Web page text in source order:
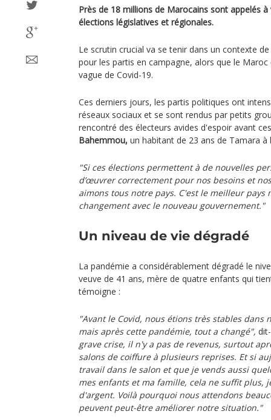
Près de 18 millions de Marocains sont appelés
élections législatives et régionales.
Le scrutin crucial va se tenir dans un contexte
pour les partis en campagne, alors que le
vague de Covid-19.
Ces derniers jours, les partis politiques ont
réseaux sociaux et se sont rendus par petits
rencontré des électeurs avides d'espoir avant
Bahemmou, un habitant de 23 ans de Tamara à
"Si ces élections permettent à de nouvelles
d’œuvrer correctement pour nos besoins et
aimons tous notre pays. C'est le meilleur pays
changement avec le nouveau gouvernement."
Un niveau de vie dégradé
La pandémie a considérablement dégradé le
veuve de 41 ans, mère de quatre enfants qui
témoigne :
"Avant le Covid, nous étions très stables
mais après cette pandémie, tout a changé",
grave crise, il n'y a pas de revenus, surtout
salons de coiffure à plusieurs reprises. Et si
travail dans le salon et que je vends aussi
mes enfants et ma famille, cela ne suffit plus,
d'argent. Voilà pourquoi nous attendons
peuvent peut-être améliorer notre situation."